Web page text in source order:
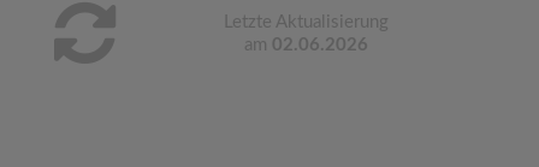
Letzte Aktualisierung
am 02.06.2026